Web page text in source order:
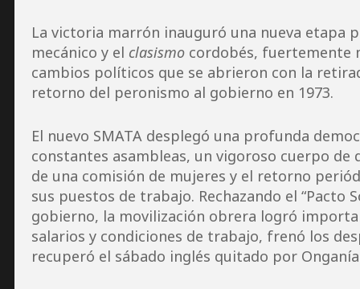
La victoria marrón inauguró una nueva etapa
mecánico y el clasismocordobés, fuertemente
cambios políticos que se abrieron con la
retorno del peronismo al gobierno en 1973.
El nuevo SMATA desplegó una profunda
constantes asambleas, un vigoroso cuerpo de
de una comisión de mujeres y el retorno
sus puestos de trabajo. Rechazando el “Pacto
gobierno, la movilización obrera logró
salarios y condiciones de trabajo, frenó los
recuperó el sábado inglés quitado por Onganía